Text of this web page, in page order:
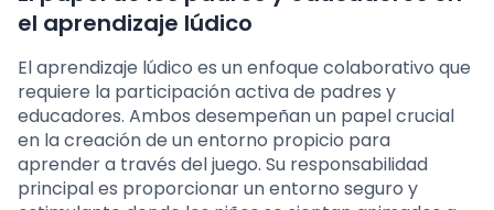
el aprendizaje lúdico
El aprendizaje lúdico es un enfoque colaborativo que
requiere la participación activa de padres y
educadores. Ambos desempeñan un papel crucial
en la creación de un entorno propicio para
aprender a través del juego. Su responsabilidad
principal es proporcionar un entorno seguro y